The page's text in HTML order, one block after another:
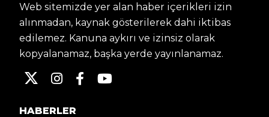
Web sitemizde yer alan haber içerikleri izin
alınmadan, kaynak gösterilerek dahi iktibas
edilemez. Kanuna aykırı ve izinsiz olarak
kopyalanamaz, başka yerde yayınlanamaz.
HABERLER